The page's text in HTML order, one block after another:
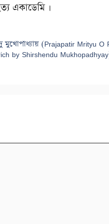
একাডেমি ।
মুখোপাধ্যায় (Prajapatir Mrityu
by Shirshendu